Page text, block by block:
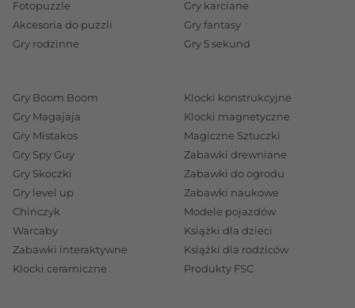
Fotopuzzle
Akcesoria do puzzli
Gry rodzinne
Gry karciane
Gry fantasy
Gry 5 sekund
Gry Boom Boom
Gry Magajaja
Gry Mistakos
Gry Spy Guy
Gry Skoczki
Gry level up
Chińczyk
Warcaby
Zabawki interaktywne
Klocki ceramiczne
Klocki konstrukcyjne
Klocki magnetyczne
Magiczne Sztuczki
Zabawki drewniane
Zabawki do ogrodu
Zabawki naukowe
Modele pojazdów
Książki dla dzieci
Książki dla rodziców
Produkty FSC